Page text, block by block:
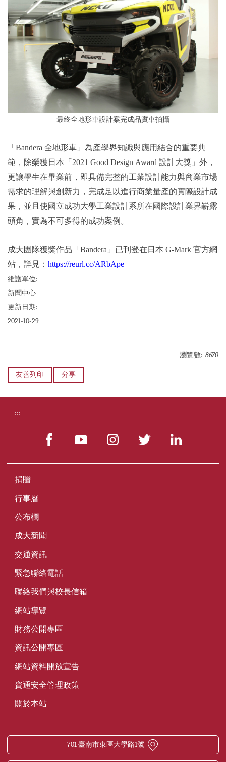
最終全地形車設計案完成品實車拍攝
「Bandera 全地形車」為產學界知識與應用結合的重要典
範，除榮獲日本「2021 Good Design Award 設計大獎」外，
更讓學生在畢業前，即具備完整的工業設計能力與商業市場
需求的理解與創新力，完成足以進行商業量產的實際設計成
果，並且使國立成功大學工業設計系所在國際設計業界嶄露
頭角，實為不可多得的成功案例。
成大團隊獲獎作品「Bandera」已刊登在日本 G-Mark 官方網
站，詳見： https://reurl.cc/ARbApe
維護單位:
新聞中心
更新日期:
2021-10-29
瀏覽數: 8670
友善列印 分享
:::
捐贈
行事曆
公布欄
成大新聞
交通資訊
緊急聯絡電話
聯絡我們與校長信箱
網站導覽
財務公開專區
資訊公開專區
網站資料開放宣告
資通安全管理政策
關於本站
701 臺南市東區大學路1號